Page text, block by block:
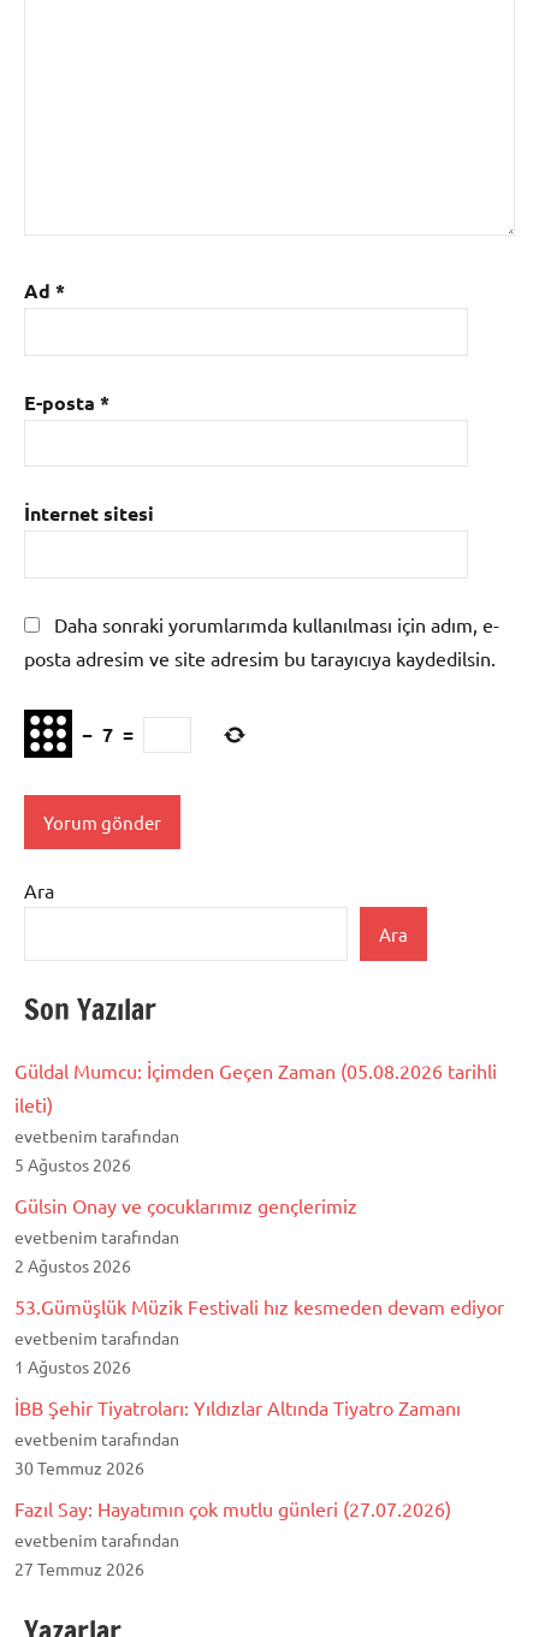
Ad *
E-posta *
İnternet sitesi
Daha sonraki yorumlarımda kullanılması için adım, e-
posta adresim ve site adresim bu tarayıcıya kaydedilsin.
− 7 =
Ara
Ara
Son Yazılar
Güldal Mumcu: İçimden Geçen Zaman (05.08.2026 tarihli
ileti)
evetbenim tarafından
5 Ağustos 2026
Gülsin Onay ve çocuklarımız gençlerimiz
evetbenim tarafından
2 Ağustos 2026
53.Gümüşlük Müzik Festivali hız kesmeden devam ediyor
evetbenim tarafından
1 Ağustos 2026
İBB Şehir Tiyatroları: Yıldızlar Altında Tiyatro Zamanı
evetbenim tarafından
30 Temmuz 2026
Fazıl Say: Hayatımın çok mutlu günleri (27.07.2026)
evetbenim tarafından
27 Temmuz 2026